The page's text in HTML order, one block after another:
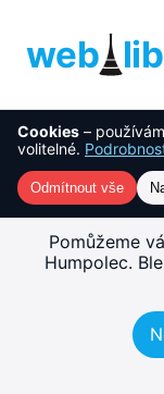
web
O nás
Služby
NOVINKA
AI řešení
Cookies –
volitelné.
Odmítnout vše
Tvorba
rychlé,
Pomůžeme
Humpolec.